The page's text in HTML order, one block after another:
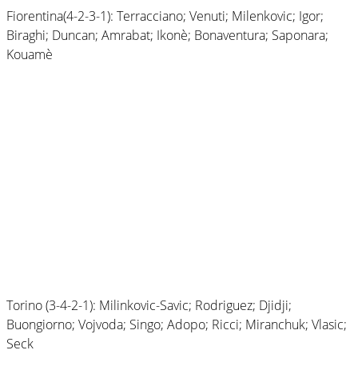
Fiorentina(4-2-3-1): Terracciano; Venuti; Milenkovic; Igor;
Biraghi; Duncan; Amrabat; Ikonè; Bonaventura; Saponara;
Kouamè
Torino (3-4-2-1): Milinkovic-Savic; Rodriguez; Djidji;
Buongiorno; Vojvoda; Singo; Adopo; Ricci; Miranchuk; Vlasic;
Seck